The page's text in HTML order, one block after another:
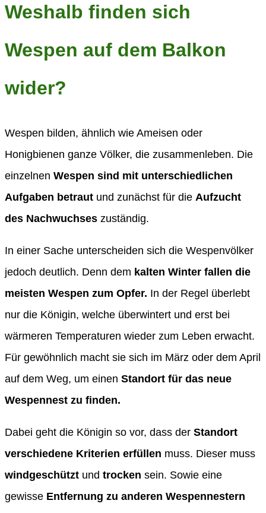
Weshalb finden sich
Wespen auf dem Balkon
wider?
Wespen bilden, ähnlich wie Ameisen oder
Honigbienen ganze Völker, die zusammenleben. Die
einzelnen Wespen sind mit unterschiedlichen
Aufgaben betraut und zunächst für die Aufzucht
des Nachwuchses zuständig.
In einer Sache unterscheiden sich die Wespenvölker
jedoch deutlich. Denn dem kalten Winter fallen die
meisten Wespen zum Opfer. In der Regel überlebt
nur die Königin, welche überwintert und erst bei
wärmeren Temperaturen wieder zum Leben erwacht.
Für gewöhnlich macht sie sich im März oder dem April
auf dem Weg, um einen Standort für das neue
Wespennest zu finden.
Dabei geht die Königin so vor, dass der Standort
verschiedene Kriterien erfüllen muss. Dieser muss
windgeschützt und trocken sein. Sowie eine
gewisse Entfernung zu anderen Wespennestern